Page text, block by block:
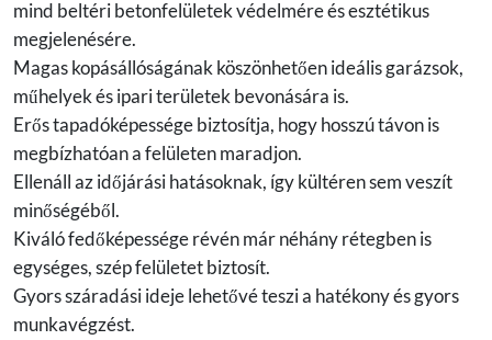
mind beltéri betonfelületek védelmére és esztétikus
megjelenésére.
Magas kopásállóságának köszönhetően ideális garázsok,
műhelyek és ipari területek bevonására is.
Erős tapadóképessége biztosítja, hogy hosszú távon is
megbízhatóan a felületen maradjon.
Ellenáll az időjárási hatásoknak, így kültéren sem veszít
minőségéből.
Kiváló fedőképessége révén már néhány rétegben is
egységes, szép felületet biztosít.
Gyors száradási ideje lehetővé teszi a hatékony és gyors
munkavégzést.